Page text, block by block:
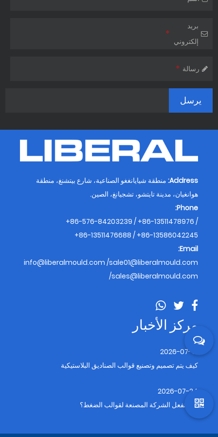
بريد
إلكتروني
*
رسالة *
Address: منطقة شيايانغغو الصناعية، شارع بيتشنغ، منطقة
هوانغيان، مدينة تايتشو، تشجيانغ، الصين.
Phone:
+86-576-84203239 / +86-13511478976 /
+86-13511476688 / +86-13586042245
Email:
info@liberalmould.com /sale01@liberalmould.com
/sales@liberalmould.com
مركز الأخبار
2026-07-31
كيف يتم تصميم وتصنيع قوالب الصناديق البلاستيكية
2026-07-24
ماذا تفعل الشركة المصنعة لقوالب الضغط؟